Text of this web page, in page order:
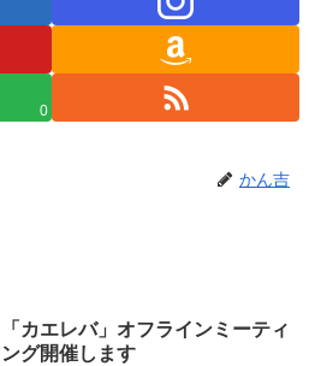
0
かん吉
「カエレバ」オフラインミーティ
ング開催します